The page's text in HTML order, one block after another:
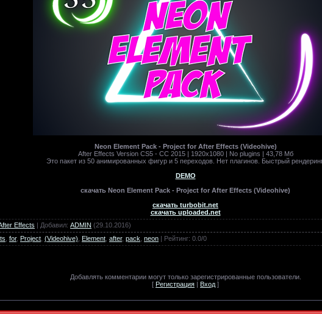
Neon Element Pack - Project for After Effects (Videohive)
After Effects Version CS5 - CC 2015 | 1920x1080 | No plugins | 43,78 Мб
Это пакет из 50 анимированных фигур и 5 переходов. Нет плагинов. Быстрый
DEMO
скачать Neon Element Pack - Project for After Effects (Videohive)
скачать turbobit.net
скачать uploaded.net
Effects | Добавил: ADMIN (29.10.2016)
for, Project (Videohive) Element after, pack neon | Рейтинг: 0.0/0
Добавлять комментарии могут только зарегистрированные пользователи.
[ Регистрация | Вход ]